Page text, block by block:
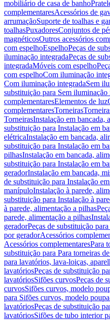
mobiliário de casa de banho
complementaresAcessórios de
arrumaçãoSuporte de toalhas e
toalhasPuxadoresConjuntos de
magnéticosOutros acessórios
com espelhoEspelhoPeças de
iluminação integradaPeças de
integradaMóveis com espelho
com espelhoCom iluminação
Com iluminação integradaSem
substituição para Sem iluminação
complementaresElementos de luz
complementaresTorneiras
TorneirasInstalação em bancada,
substituição para Instalação em
elétricaInstalação em bancada,
substituição para Instalação em
pilhasInstalação em bancada,
substituição para Instalação em
geradorInstalação em bancada,
de substituição para Instalação
manípuloInstalação à parede,
substituição para Instalação à
à parede, alimentação a pilhas
parede, alimentação a pilhas
geradorPeças de substituição
por geradorAcessórios
Acessórios complementaresPara
substituição para Para torneiras
para lavatórios, lava-loiças,
lavatóriosPeças de substituição
lavatóriosSifões curvosPeças de
curvosSifões curvos, modelo
para Sifões curvos, modelo
lavatóriosPeças de substituição
lavatóriosSifões de tubo interior